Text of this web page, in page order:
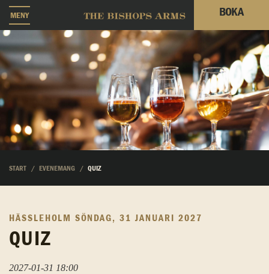
MENY BOKA
START EVENEMANG QUIZ
HÄSSLEHOLM SÖNDAG, 31 JANUARI 2027
QUIZ
2027-01-31 18:00